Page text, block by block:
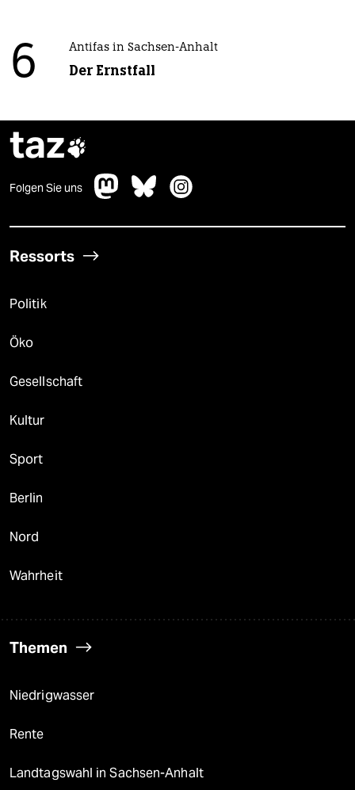
6 Antifas in Sachsen-Anhalt
Der Ernstfall
taz
Folgen Sie uns
Ressorts
Politik
Öko
Gesellschaft
Kultur
Sport
Berlin
Nord
Wahrheit
Themen
Niedrigwasser
Rente
Landtagswahl in Sachsen-Anhalt